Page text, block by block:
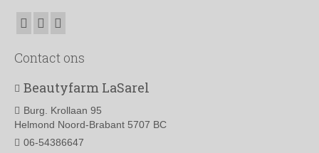
Contact ons
Beautyfarm LaSarel
Burg. Krollaan 95
Helmond Noord-Brabant 5707 BC
06-54386647